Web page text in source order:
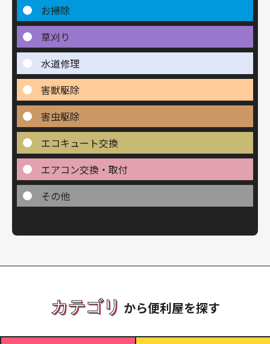
お掃除
草刈り
水道修理
害獣駆除
害虫駆除
エコキュート交換
エアコン交換・取付
その他
カテゴリ から便利屋を探す